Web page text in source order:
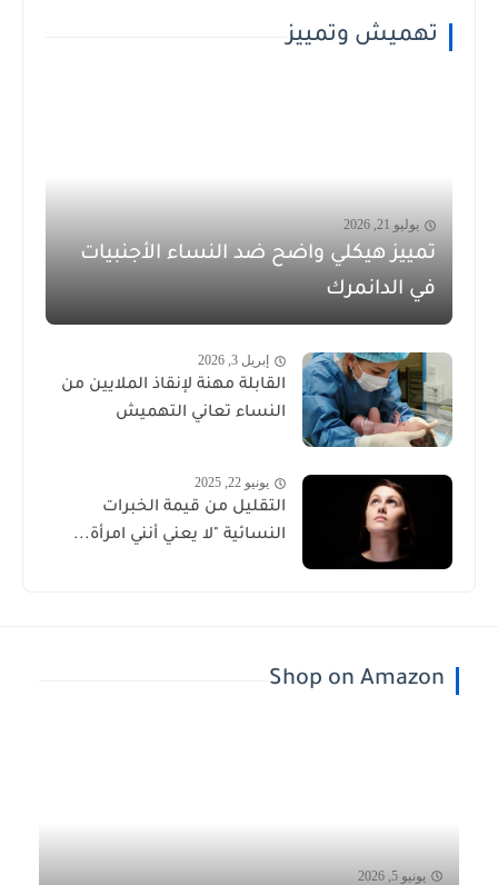
تهميش وتمييز
يوليو 21, 2026
تمييز هيكلي واضح ضد النساء الأجنبيات
في الدانمرك
إبريل 3, 2026
القابلة مهنة لإنقاذ الملايين من
النساء تعاني التهميش
يونيو 22, 2025
التقليل من قيمة الخبرات
النسائية "لا يعني أنني امرأة...
Shop on Amazon
يونيو 5, 2026